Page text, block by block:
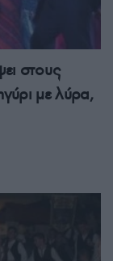
στους
με λύρα,